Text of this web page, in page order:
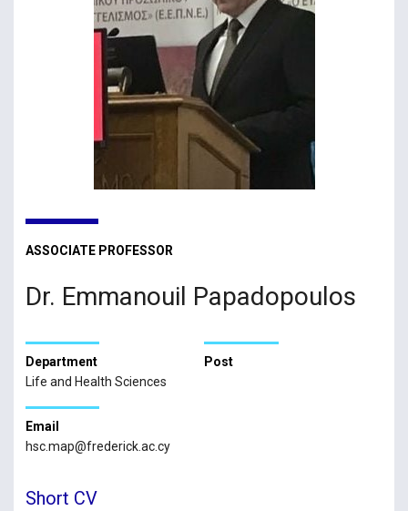
ASSOCIATE PROFESSOR
Dr. Emmanouil Papadopoulos
Department
Life and Health Sciences
Post
Email
hsc.map@frederick.ac.cy
Short CV